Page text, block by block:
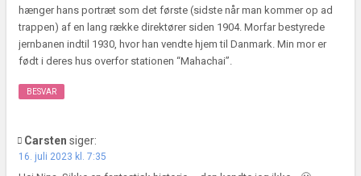
hænger hans portræt som det første (sidste når man kommer op ad
trappen) af en lang række direktører siden 1904. Morfar bestyrede
jernbanen indtil 1930, hvor han vendte hjem til Danmark. Min mor er
født i deres hus overfor stationen “Mahachai”.
BESVAR
Carsten siger:
16. juli 2023 kl. 7:35